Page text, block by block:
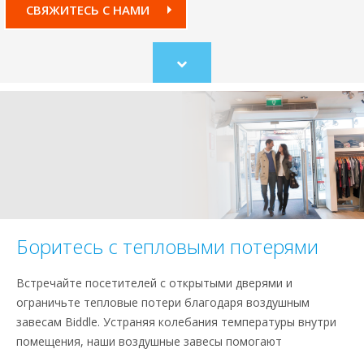
СВЯЖИТЕСЬ С НАМИ
Scroll
to
Боритесь с тепловыми потерями
Встречайте посетителей с открытыми дверями и
ограничьте тепловые потери благодаря воздушным
завесам Biddle. Устраняя колебания температуры внутри
помещения, наши воздушные завесы помогают